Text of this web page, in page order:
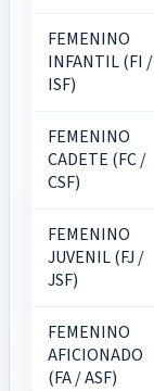
FEMENINO
INFANTIL (FI /
ISF)
FEMENINO
CADETE (FC /
CSF)
FEMENINO
JUVENIL (FJ /
JSF)
FEMENINO
AFICIONADO
(FA / ASF)